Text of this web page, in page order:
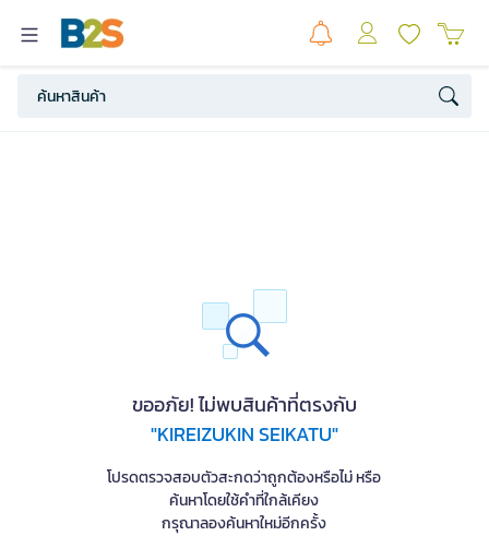
ขออภัย! ไม่พบสินค้าที่ตรงกับ
"KIREIZUKIN SEIKATU"
โปรดตรวจสอบตัวสะกดว่าถูกต้องหรือไม่ หรือ
ค้นหาโดยใช้คำที่ใกล้เคียง
กรุณาลองค้นหาใหม่อีกครั้ง